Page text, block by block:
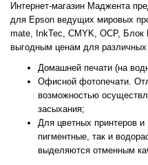
Интернет-магазин Маджента
для Epson ведущих мировых
mate, InkTec, CMYK, OCP,
выгодным ценам для
Домашней печати (на
Офисной фотопечати.
возможностью
засыхания;
Для цветных принтеров
пигментные, так и
выделяются отменным